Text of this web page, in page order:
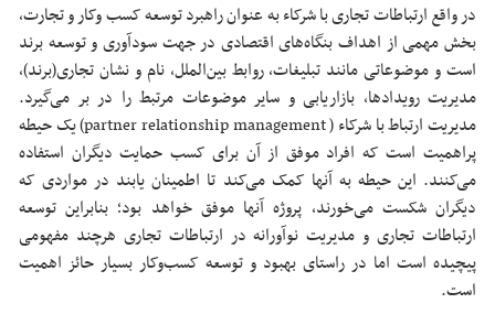
در واقع ارتباطات تجاری با شرکاء به‌ عنوان راهبرد توسعه کسب ‌وکار و تجارت،
بخش مهمی از اهداف بنگاه‌های اقتصادی در جهت سودآوری و توسعه برند
است و موضوعاتی مانند تبلیغات، روابط بین‌الملل، نام و نشان تجاری(برند)،
مدیریت رویدادها، بازاریابی و سایر موضوعات مرتبط را در بر می‌گیرد.
مدیریت ارتباط با شرکاء ( partner relationship management) یک حیطه
پراهمیت است که افراد موفق از آن برای کسب حمایت دیگران استفاده
می‌کنند. این حیطه به آنها کمک می‌کند تا اطمینان یابند در مواردی که
دیگران شکست می‌خورند، پروژه آنها موفق خواهد بود؛ بنابراین توسعه
ارتباطات تجاری و مدیریت نوآورانه در ارتباطات تجاری هرچند مفهومی
پیچیده است اما در راستای بهبود و توسعه کسب‌وکار بسیار حائز اهمیت
است.